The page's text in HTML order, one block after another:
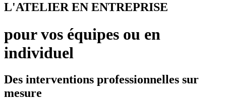
L'ATELIER EN ENTREPRISE
pour vos équipes ou en
individuel
Des interventions professionnelles sur
mesure